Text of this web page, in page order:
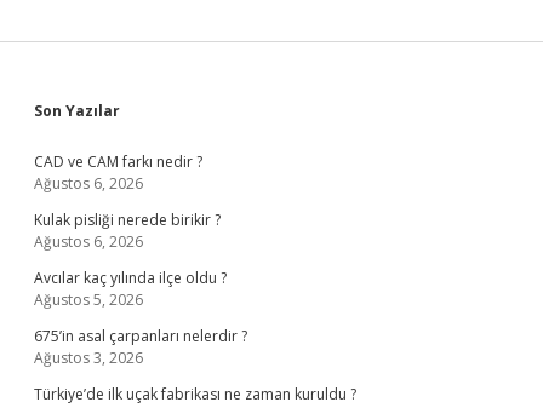
Sidebar
Son Yazılar
CAD ve CAM farkı nedir ?
Ağustos 6, 2026
Kulak pisliği nerede birikir ?
Ağustos 6, 2026
Avcılar kaç yılında ilçe oldu ?
Ağustos 5, 2026
675’in asal çarpanları nelerdir ?
Ağustos 3, 2026
Türkiye’de ilk uçak fabrikası ne zaman kuruldu ?